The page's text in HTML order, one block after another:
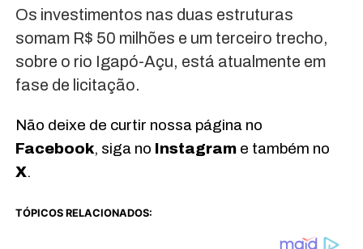
Os investimentos nas duas estruturas
somam R$ 50 milhões e um terceiro trecho,
sobre o rio Igapó-Açu, está atualmente em
fase de licitação.
Não deixe de curtir nossa página no
Facebook, siga no Instagrame também no
X.
TÓPICOS RELACIONADOS: